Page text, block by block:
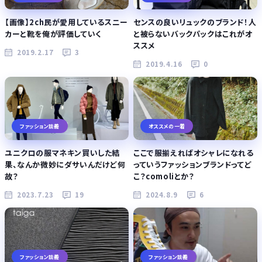
【画像】2ch民が愛用しているスニー
カーと靴を俺が評価していく
2019.2.17 3
センスの良いリュックのブランド！人
と被らないバックパックはこれがオ
ススメ
2019.4.16 0
ファッション談義
ユニクロの服マネキン買いした結
果、なんか微妙にダサいんだけど何
故？
2023.7.23 19
オススメの一着
ここで服揃えればオシャレになれる
っていうファッションブランドってど
こ？comoliとか？
2024.8.9 6
ファッション談義 ファッション談義